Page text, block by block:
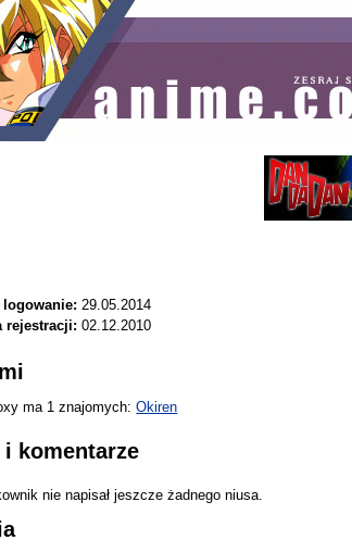
logowanie: 29.05.2014
rejestracji: 02.12.2010
ma 1 znajomych:Okiren
i komentarze
nie napisał jeszcze żadnego niusa.